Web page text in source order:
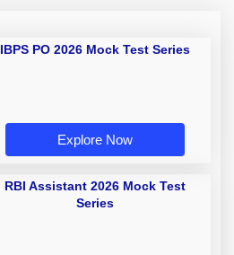
IBPS PO 2026 Mock Test Series
Explore Now
RBI Assistant 2026 Mock Test
Series